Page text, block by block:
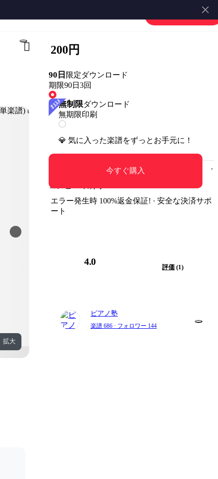
会員登録・ログイン
拡大
200円
90日 限定ダウンロード
期限90日 3回
無制限ダウンロード
無期限印刷
💎 気に入った楽譜をずっとお手元に！
今すぐ購入
コンビニ印刷可
エラー発生時 100%返金保証! · 安全な決済サポ
ート
4.0 評価 (1)
ピアノ塾
楽譜 686 · フォロワー 144